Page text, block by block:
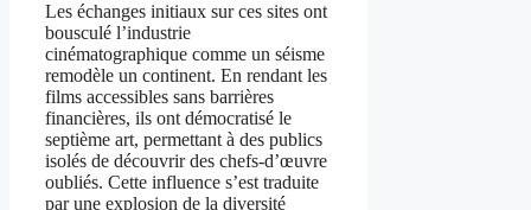
Les échanges initiaux sur ces sites ont
bousculé l’industrie
cinématographique comme un séisme
remodèle un continent. En rendant les
films accessibles sans barrières
financières, ils ont démocratisé le
septième art, permettant à des publics
isolés de découvrir des chefs-d’œuvre
oubliés. Cette influence s’est traduite
par une explosion de la diversité